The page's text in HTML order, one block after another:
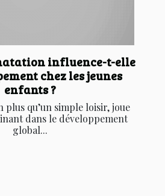
influence-t-elle
chez les jeunes
enfants ?
plus qu’un simple loisir, joue
dans le développement
global...